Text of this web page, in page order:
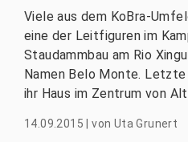
Viele aus dem KoBra-
eine der Leitfiguren im
Staudammbau am Rio
Namen Belo Monte.
ihr Haus im Zentrum von
14.09.2015 |von Uta Grunert